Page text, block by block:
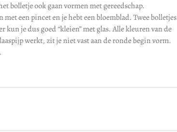
bolletje ook gaan vormen met gereedschap.
een pincet en je hebt een bloemblad. Twee bolletjes
kun je dus goed “kleien” met glas. Alle kleuren van de
werkt, zit je niet vast aan de ronde begin vorm.